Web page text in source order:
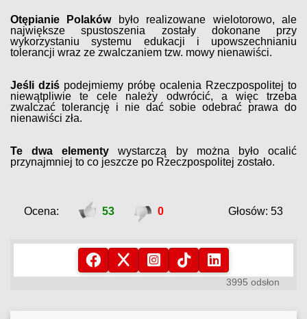
Otępianie Polakówbyło realizowane wielotorowo, ale
największe spustoszenia zostały dokonane przy
wykorzystaniu systemu edukacji i upowszechnianiu
tolerancji wraz ze zwalczaniem tzw. mowy nienawiści.
Jeśli dziś podejmiemy próbę ocalenia Rzeczpospolitej to
niewątpliwie te cele należy odwrócić, a więc trzeba
zwalczać tolerancję i nie dać sobie odebrać prawa do
nienawiści zła.
Te dwa elementy wystarczą by można było ocalić
przynajmniej to co jeszcze po Rzeczpospolitej zostało.
Ocena: 53 0 Głosów: 53
3995 odsłon